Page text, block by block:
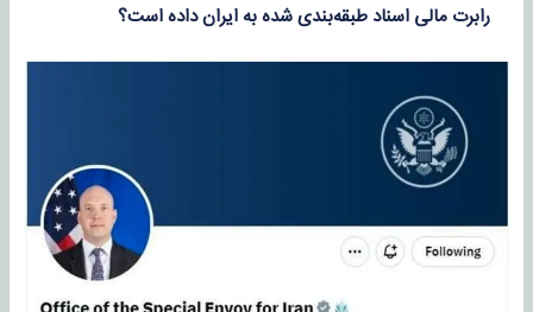
رابرت مالی اسناد طبقه‌بندی شده به ایران داده است؟